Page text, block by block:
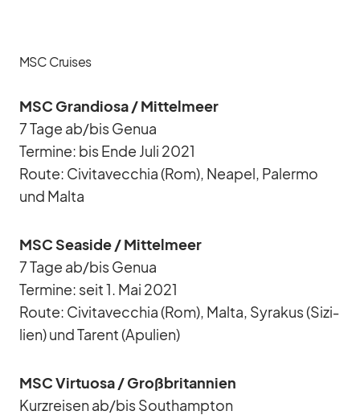
MSC Cruises
MSC Gran­diosa /​ Mit­tel­meer
7 Tage ab/​bis Ge­nua
Ter­mine: bis Ende Juli 2021
Route: Ci­vi­ta­vec­chia (Rom), Nea­pel, Pa­lermo
und Malta
MSC Sea­side /​ Mit­tel­meer
7 Tage ab/​bis Ge­nua
Ter­mine: seit 1. Mai 2021
Route: Ci­vi­ta­vec­chia (Rom), Malta, Sy­ra­kus (Si­zi­
lien) und Ta­rent (Apu­lien)
MSC Vir­tuosa /​ Groß­bri­tan­nien
Kurz­rei­sen ab/​bis Sout­hamp­ton